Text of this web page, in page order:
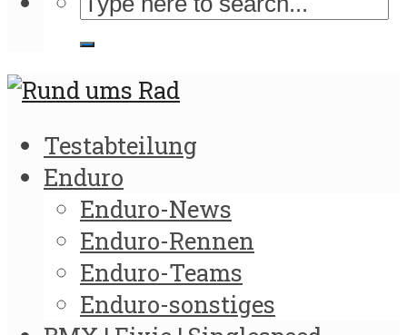
Testabteilung
Enduro
Enduro-News
Enduro-Rennen
Enduro-Teams
Enduro-sonstiges